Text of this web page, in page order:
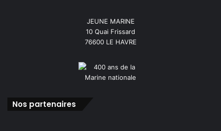
JEUNE MARINE
10 Quai Frissard
76600 LE HAVRE
Nos partenaires